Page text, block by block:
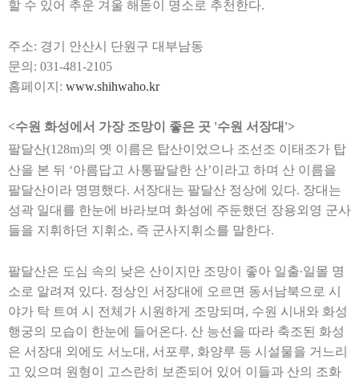
할 수 있어 추운 겨울 해돋이 명소로 추천한다.
주소: 경기 안산시 단원구 대부남동
문의 : 031-481-2105
홈페이지 : www.shihwaho.kr
<수원 화성에서 가장 조망이 좋은 곳 '수원 서장대 '>
팔달산(128m)의 옛 이름은 탑산이었으나 조선조 이태조가 탑
산을 본 뒤 ‘아름답고 사통팔달한 산’이라고 하며 산 이름을
팔달산이라 명명했다. 서장대는 팔달산 정상에 있다. 장대는
성곽 일대를 한눈에 바라보며 화성에 주둔했던 장용외영 군사
들을 지휘하던 지휘소, 즉 군사지휘소를 말한다.
팔달산은 도심 속의 낮은 산이지만 조망이 좋아 일출∙일몰 명
소로 알려져 있다. 정상인 서장대에 오르면 동서남북으로 시
야가 탁 트여 시 전체가 시원하게 조망되며 , 수원 시내와 화성
행궁의 모습이 한눈에 들어온다. 산 능선을 따라 축조된 화성
은 서장대 외에도 서노대 , 서포루, 화양루 등 시설물을 거느리
고 있으며 원형이 고스란히 보존되어 있어 이들과 산의 조화